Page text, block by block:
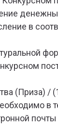
в
(Приза) /
в